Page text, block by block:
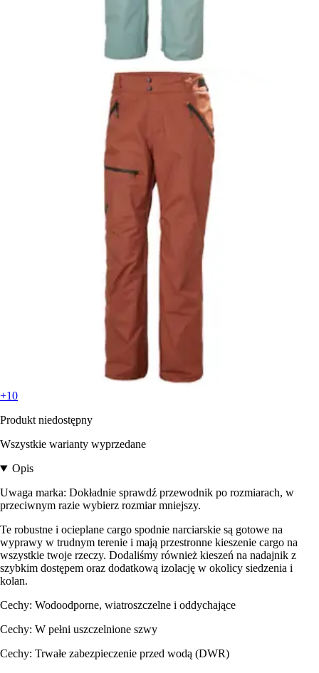
+10
Produkt niedostępny
Wszystkie warianty wyprzedane
Opis
Uwaga marka: Dokładnie sprawdź przewodnik po rozmiarach, w
przeciwnym razie wybierz rozmiar mniejszy.
Te robustne i ocieplane cargo spodnie narciarskie są gotowe na
wyprawy w trudnym terenie i mają przestronne kieszenie cargo na
wszystkie twoje rzeczy. Dodaliśmy również kieszeń na nadajnik z
szybkim dostępem oraz dodatkową izolację w okolicy siedzenia i
kolan.
Cechy: Wodoodporne, wiatroszczelne i oddychające
Cechy: W pełni uszczelnione szwy
Cechy: Trwałe zabezpieczenie przed wodą (DWR)